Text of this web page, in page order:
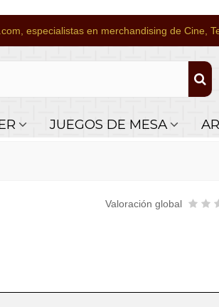
especialistas en merchandising de Cine,
JUEGOS DE MESA
Valoración global